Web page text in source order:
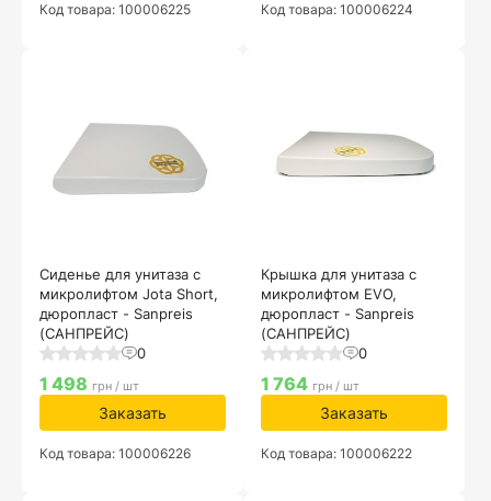
Код товара: 100006225 Код товара: 100006224
Сиденье для унитаза с
микролифтом Jota Short,
дюропласт - Sanpreis
(САНПРЕЙС)
0
1 498 грн / шт
Заказать
Код товара: 100006226
Крышка для унитаза с
микролифтом EVO,
дюропласт - Sanpreis
(САНПРЕЙС)
0
1 764 грн / шт
Заказать
Код товара: 100006222